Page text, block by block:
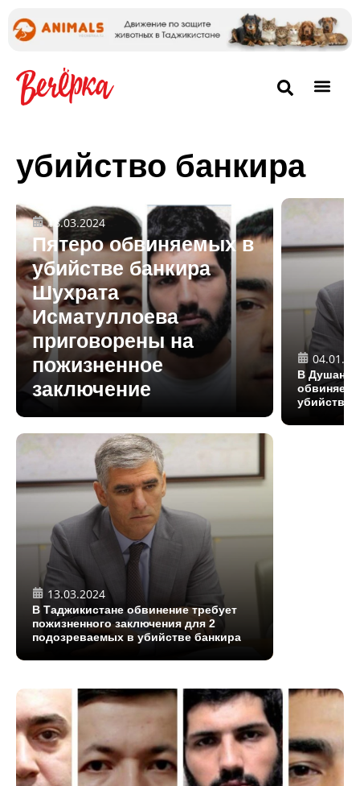
убийство банкира
18.03.2024
Пятеро обвиняемых в
убийстве банкира
Шухрата
Исматуллоева
приговорены на
пожизненное
заключение
13.03.2024
В Таджикистане обвинение требует
пожизненного заключения для 2
подозреваемых в убийстве банкира
В Душанбе
убийстве